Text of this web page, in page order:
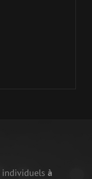
individuels à